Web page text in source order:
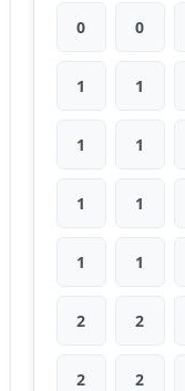
0 0
1 1
1 1
1 1
1 1
2 2
2 2